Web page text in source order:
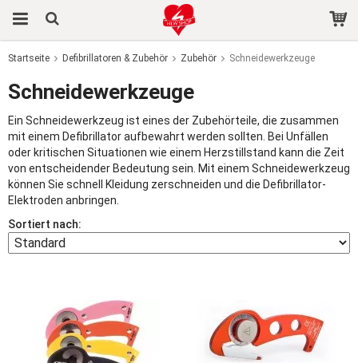
Startseite Defibrillatoren & Zubehör Zubehör Schneidewerkzeuge
Schneidewerkzeuge
Ein Schneidewerkzeug ist eines der Zubehörteile, die zusammen
mit einem Defibrillator aufbewahrt werden sollten. Bei Unfällen
oder kritischen Situationen wie einem Herzstillstand kann die Zeit
von entscheidender Bedeutung sein. Mit einem Schneidewerkzeug
können Sie schnell Kleidung zerschneiden und die Defibrillator-
Elektroden anbringen.
Sortiert nach: